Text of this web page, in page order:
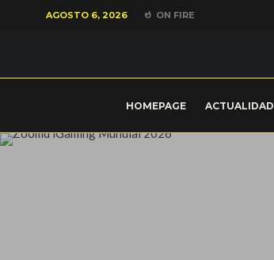
AGOSTO 6, 2026 ON FIRE
HOMEPAGE ACTUALIDAD